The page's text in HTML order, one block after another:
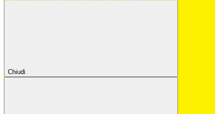
Chiudi